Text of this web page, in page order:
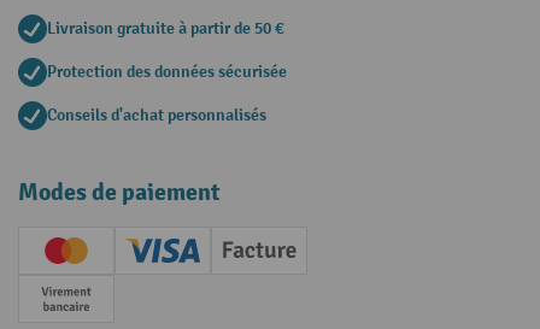
Livraison gratuite à partir de 50 €
Protection des données sécurisée
Conseils d'achat personnalisés
Modes de paiement
Creditcard (Master)Creditcard (Visa)
Facture
Paiement anticipé